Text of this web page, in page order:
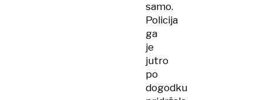
samo.
Policija
ga
je
jutro
po
dogodku